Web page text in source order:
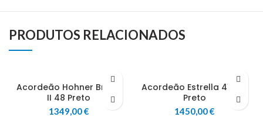
PRODUTOS RELACIONADOS
Acordeão Hohner Bravo
II 48 Preto
1349,00€
Acordeão Estrella 41/120
Preto
1450,00€